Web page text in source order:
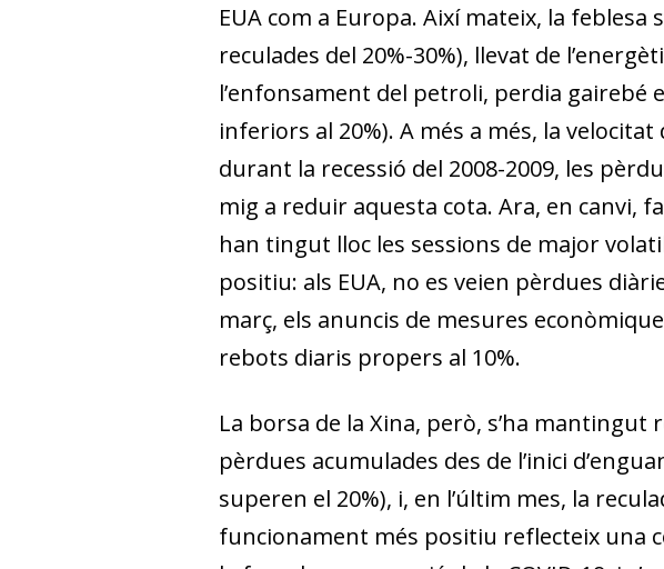
EUA com a Europa. Així mateix, la
reculades del 20%-30%), llevat de
l’enfonsament del petroli, perdia gairebé
inferiors al 20%). A més a més, la
durant la recessió del 2008-2009, les
mig a reduir aquesta cota. Ara, en canvi,
han tingut lloc les sessions de major
positiu: als EUA, no es veien pèrdues
març, els anuncis de mesures
rebots diaris propers al 10%.
La borsa de la Xina, però, s’ha
pèrdues acumulades des de l’inici
superen el 20%), i, en l’últim mes, la
funcionament més positiu reflecteix una